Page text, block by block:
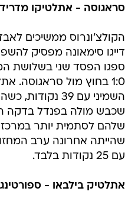
סראגוסה - אתלטיקו מדריד 0:1
הקולצ'ונרוס ממשיכים
דייגו סימאונה מפסיק
ספגו הפסד שני בשלושת
1:0 בחוץ מול סראגוסה.
השמיני עם 39
שלהם לסתמית יותר
עם 25 נקודות בלבד.
אתלטיק בילבאו - ספורטינג